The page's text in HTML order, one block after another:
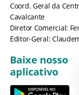
Coord. Geral da
Cavalcante
Diretor Comercial:
Editor-Geral:
Baixe nosso
aplicativo